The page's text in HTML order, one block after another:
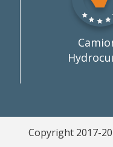
Copyright 2017-